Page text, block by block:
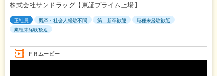
株式会社サンドラッグ【東証プライム上場】
正社員 既卒・社会人経験不問 第二新卒歓迎
職種未経験歓迎
業種未経験歓迎
ＰＲムービー